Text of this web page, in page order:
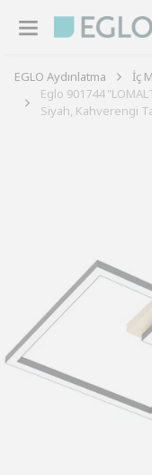
EGLO Aydınlatma İç
Eglo 901744
Siyah, Kahverengi